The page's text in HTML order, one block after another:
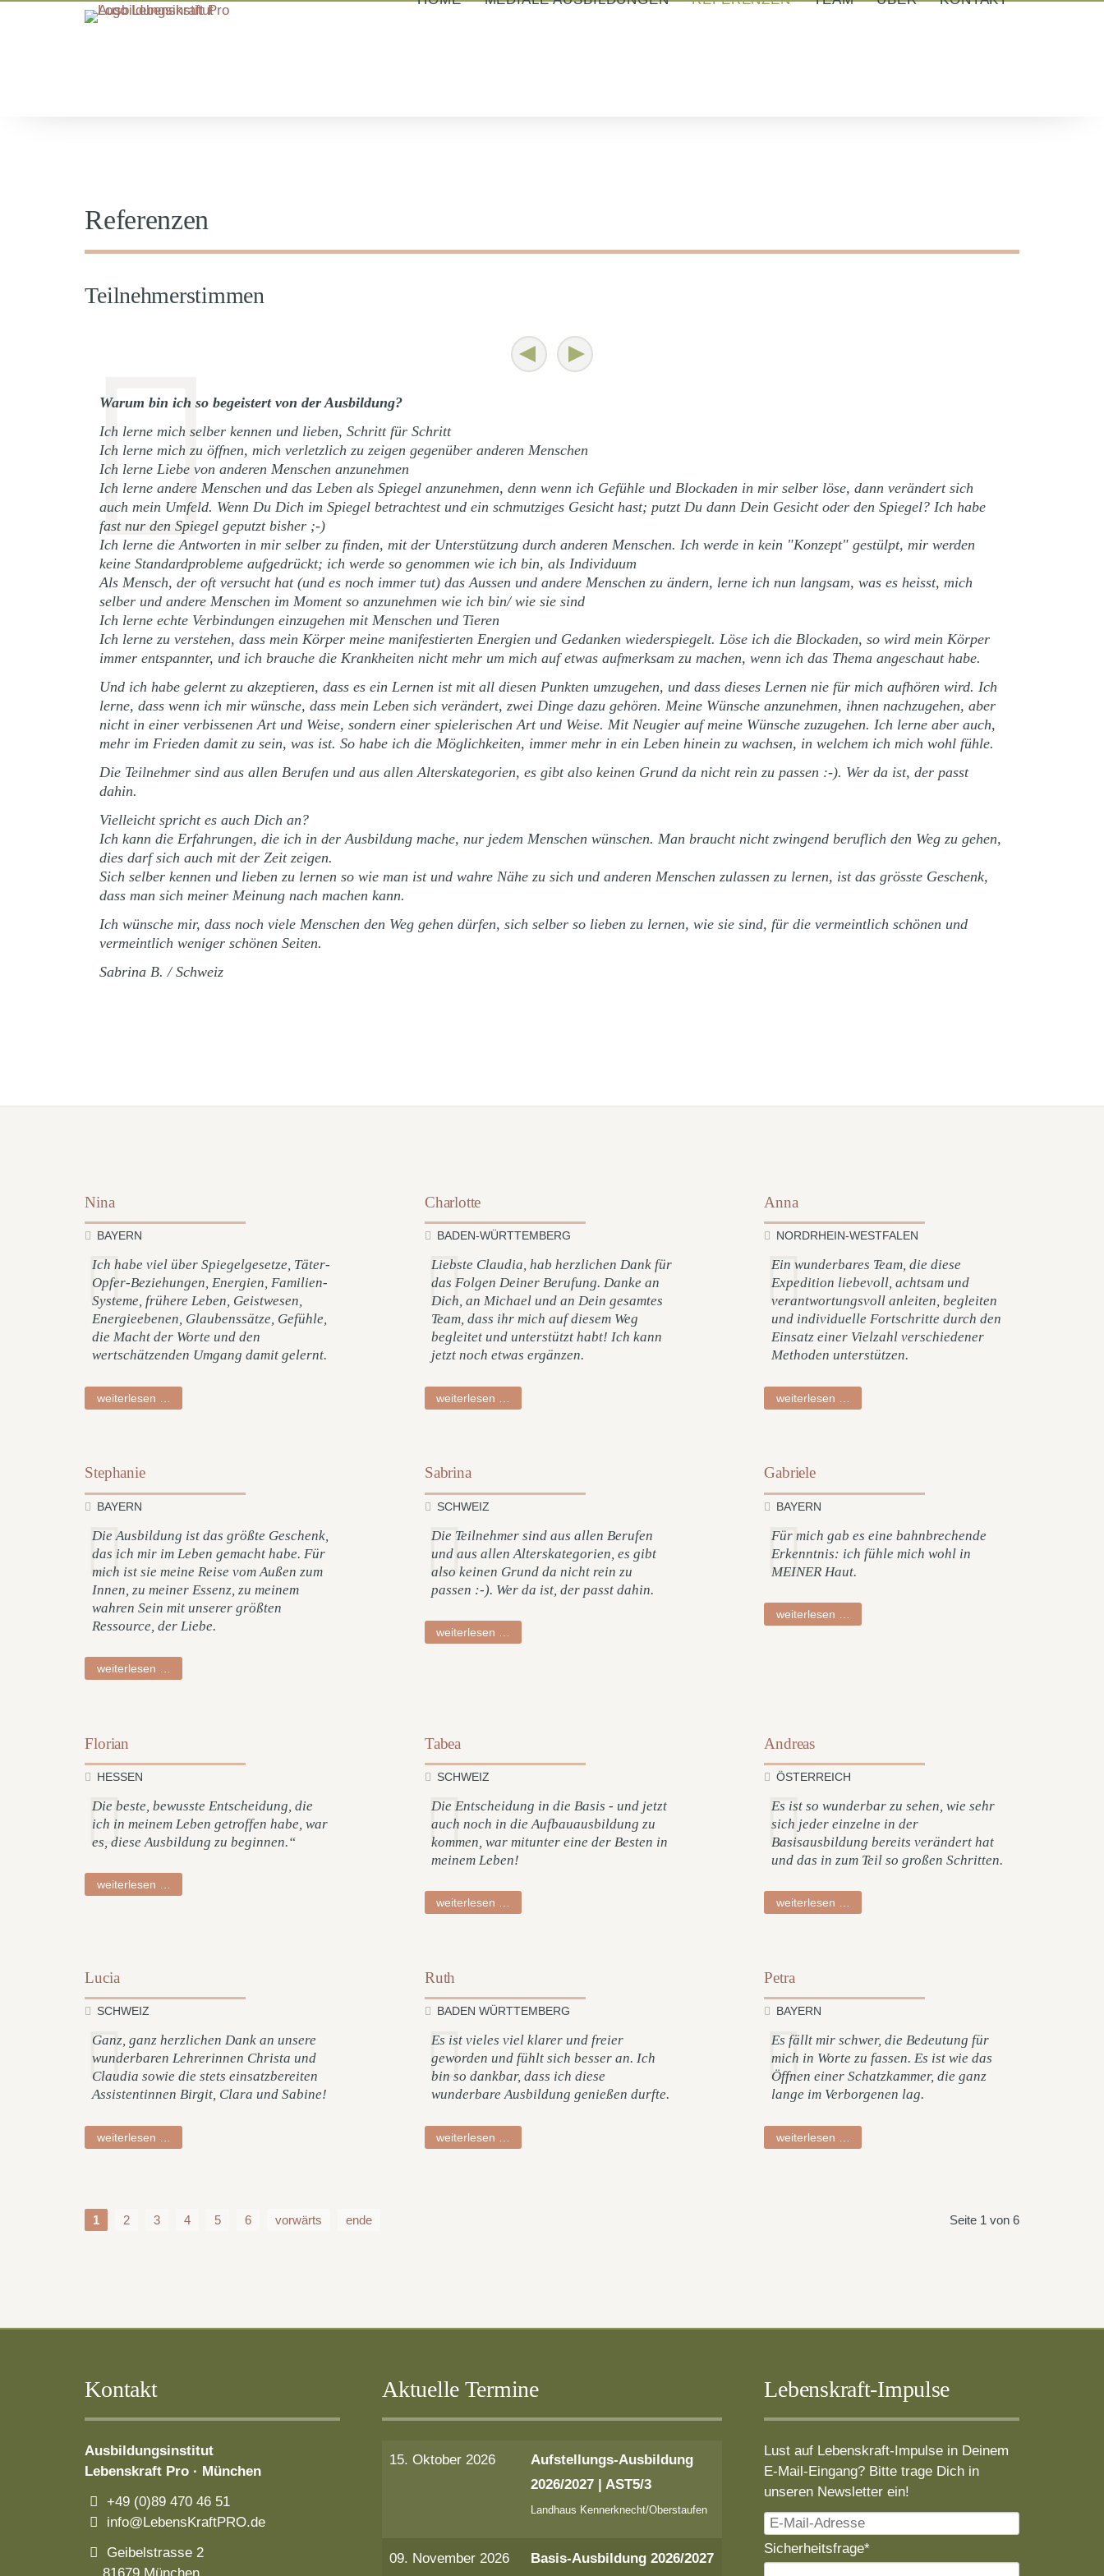
Referenzen
Teilnehmerstimmen
Warum bin ich so begeistert von der Ausbildung?
Ich lerne mich selber kennen und lieben, Schritt für Schritt
Ich lerne mich zu öffnen, mich verletzlich zu zeigen gegenüber anderen Menschen
Ich lerne Liebe von anderen Menschen anzunehmen
Ich lerne andere Menschen und das Leben als Spiegel anzunehmen, denn wenn ich Gefühle und Blockaden in mir selber löse, dann verändert sich
auch mein Umfeld. Wenn Du Dich im Spiegel betrachtest und ein schmutziges Gesicht hast; putzt Du dann Dein Gesicht oder den Spiegel? Ich habe
fast nur den Spiegel geputzt bisher ;-)
Ich lerne die Antworten in mir selber zu finden, mit der Unterstützung durch anderen Menschen. Ich werde in kein "Konzept" gestülpt, mir werden
keine Standardprobleme aufgedrückt; ich werde so genommen wie ich bin, als Individuum
Als Mensch, der oft versucht hat (und es noch immer tut) das Aussen und andere Menschen zu ändern, lerne ich nun langsam, was es heisst, mich
selber und andere Menschen im Moment so anzunehmen wie ich bin/ wie sie sind
Ich lerne echte Verbindungen einzugehen mit Menschen und Tieren
Ich lerne zu verstehen, dass mein Körper meine manifestierten Energien und Gedanken wiederspiegelt. Löse ich die Blockaden, so wird mein Körper
immer entspannter, und ich brauche die Krankheiten nicht mehr um mich auf etwas aufmerksam zu machen, wenn ich das Thema angeschaut habe.
Und ich habe gelernt zu akzeptieren, dass es ein Lernen ist mit all diesen Punkten umzugehen, und dass dieses Lernen nie für mich aufhören wird. Ich
lerne, dass wenn ich mir wünsche, dass mein Leben sich verändert, zwei Dinge dazu gehören. Meine Wünsche anzunehmen, ihnen nachzugehen, aber
nicht in einer verbissenen Art und Weise, sondern einer spielerischen Art und Weise. Mit Neugier auf meine Wünsche zuzugehen. Ich lerne aber auch,
mehr im Frieden damit zu sein, was ist. So habe ich die Möglichkeiten, immer mehr in ein Leben hinein zu wachsen, in welchem ich mich wohl fühle.
Die Teilnehmer sind aus allen Berufen und aus allen Alterskategorien, es gibt also keinen Grund da nicht rein zu passen :-). Wer da ist, der passt
dahin.
Vielleicht spricht es auch Dich an?
Ich kann die Erfahrungen, die ich in der Ausbildung mache, nur jedem Menschen wünschen. Man braucht nicht zwingend beruflich den Weg zu gehen,
dies darf sich auch mit der Zeit zeigen.
Sich selber kennen und lieben zu lernen so wie man ist und wahre Nähe zu sich und anderen Menschen zulassen zu lernen, ist das grösste Geschenk,
dass man sich meiner Meinung nach machen kann.
Ich wünsche mir, dass noch viele Menschen den Weg gehen dürfen, sich selber so lieben zu lernen, wie sie sind, für die vermeintlich schönen und
vermeintlich weniger schönen Seiten.
Sabrina B. / Schweiz
Nina
BAYERN
Ich habe viel über Spiegelgesetze, Täter-
Opfer-Beziehungen, Energien, Familien-
Systeme, frühere Leben, Geistwesen,
Energieebenen, Glaubenssätze, Gefühle,
die Macht der Worte und den
wertschätzenden Umgang damit gelernt.
weiterlesen …
Charlotte
BADEN-WÜRTTEMBERG
Liebste Claudia, hab herzlichen Dank für
das Folgen Deiner Berufung. Danke an
Dich, an Michael und an Dein gesamtes
Team, dass ihr mich auf diesem Weg
begleitet und unterstützt habt! Ich kann
jetzt noch etwas ergänzen.
weiterlesen …
Anna
NORDRHEIN-WESTFALEN
Ein wunderbares Team, die diese
Expedition liebevoll, achtsam und
verantwortungsvoll anleiten, begleiten
und individuelle Fortschritte durch den
Einsatz einer Vielzahl verschiedener
Methoden unterstützen.
weiterlesen …
Stephanie
BAYERN
Die Ausbildung ist das größte Geschenk,
das ich mir im Leben gemacht habe. Für
mich ist sie meine Reise vom Außen zum
Innen, zu meiner Essenz, zu meinem
wahren Sein mit unserer größten
Ressource, der Liebe.
weiterlesen …
Sabrina
SCHWEIZ
Die Teilnehmer sind aus allen Berufen
und aus allen Alterskategorien, es gibt
also keinen Grund da nicht rein zu
passen :-). Wer da ist, der passt dahin.
weiterlesen …
Gabriele
BAYERN
Für mich gab es eine bahnbrechende
Erkenntnis: ich fühle mich wohl in
MEINER Haut.
weiterlesen …
Florian
HESSEN
Die beste, bewusste Entscheidung, die
ich in meinem Leben getroffen habe, war
es, diese Ausbildung zu beginnen.“
weiterlesen …
Tabea
SCHWEIZ
Die Entscheidung in die Basis - und jetzt
auch noch in die Aufbauausbildung zu
kommen, war mitunter eine der Besten in
meinem Leben!
weiterlesen …
Andreas
ÖSTERREICH
Es ist so wunderbar zu sehen, wie sehr
sich jeder einzelne in der
Basisausbildung bereits verändert hat
und das in zum Teil so großen Schritten.
weiterlesen …
Lucia
SCHWEIZ
Ganz, ganz herzlichen Dank an unsere
wunderbaren Lehrerinnen Christa und
Claudia sowie die stets einsatzbereiten
Assistentinnen Birgit, Clara und Sabine!
weiterlesen …
Ruth
BADEN WÜRTTEMBERG
Es ist vieles viel klarer und freier
geworden und fühlt sich besser an. Ich
bin so dankbar, dass ich diese
wunderbare Ausbildung genießen durfte.
weiterlesen …
Petra
BAYERN
Es fällt mir schwer, die Bedeutung für
mich in Worte zu fassen. Es ist wie das
Öffnen einer Schatzkammer, die ganz
lange im Verborgenen lag.
weiterlesen …
Seite 1 von 6
1 2 3 4 5 6 vorwärts ende
Kontakt
Ausbildungsinstitut
Lebenskraft Pro · München
+49 (0)89 470 46 51
info@LebensKraftPRO.de
Geibelstrasse 2
81679 München
Aktuelle Termine
15. Oktober 2026
Aufstellungs-Ausbildung
2026/2027 | AST5/3
Landhaus Kennerknecht/Oberstaufen
09. November 2026
Basis-Ausbildung 2026/2027
Lebenskraft-Impulse
Lust auf Lebenskraft-Impulse in Deinem
E-Mail-Eingang? Bitte trage Dich in
unseren Newsletter ein!
E-
Mail-
Adresse
Pflichtfeld
Sicherheitsfrage*